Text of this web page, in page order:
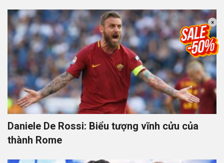
Daniele De Rossi: Biểu tượng vĩnh cửu của
thành Rome
×